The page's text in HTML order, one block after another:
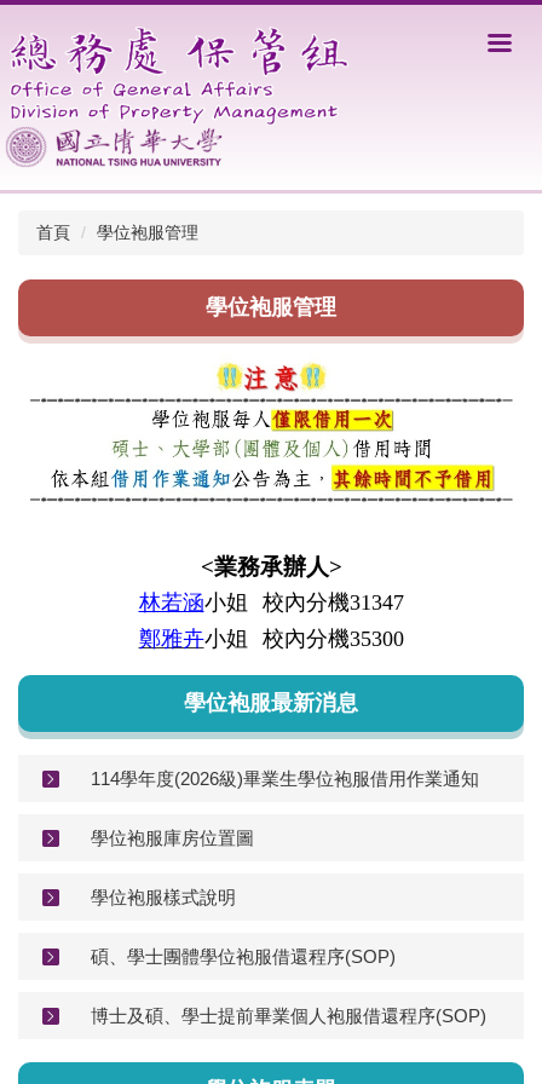
到
主
要
內
容
區
首頁 學位袍服管理
學位袍服管理
<業務承辦人>
林若涵小姐
校內分機31347
鄭雅卉小姐 校內分機35300
學位袍服最新消息
114學年度(2026級)畢業生學位袍服借用作業通知
學位袍服庫房位置圖
學位袍服樣式說明
碩、學士團體學位袍服借還程序(SOP)
博士及碩、學士提前畢業個人袍服借還程序(SOP)